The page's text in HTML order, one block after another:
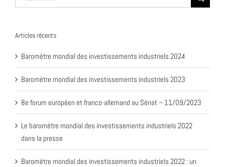
Articles récents
Baromètre mondial des investissements industriels 2024
Baromètre mondial des investissements industriels 2023
8e forum européen et franco-allemand au Sénat – 11/09/2023
Le baromètre mondial des investissements industriels 2022
dans la presse
Baromètre mondial des investissements industriels 2022 : un